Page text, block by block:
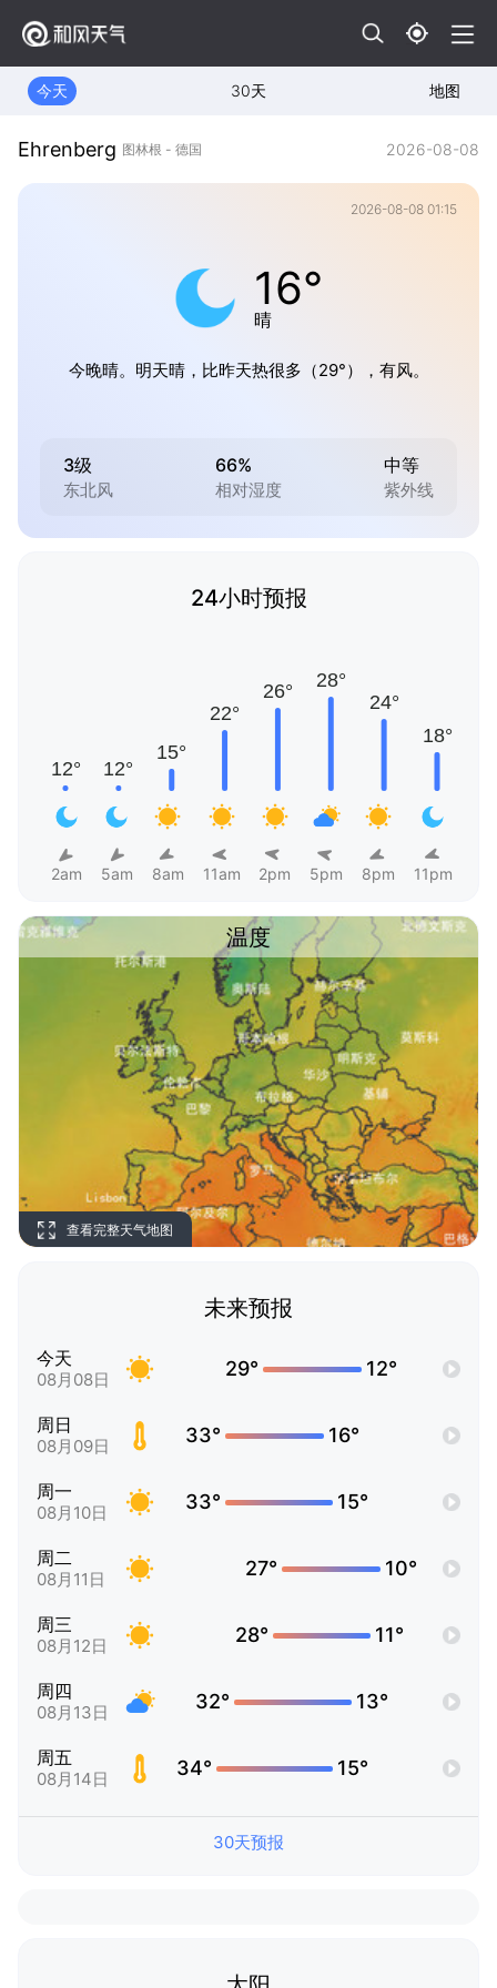
今天 30天 地图
Ehrenberg 图林根 - 德国 2026-08-08
2026-08-08 01:15
16°
晴
今晚晴。明天晴，比昨天热很多（29°），有风。
3级
东北风
66%
相对湿度
中等
紫外线
24小时预报
2am 5am 8am 11am 2pm 5pm 8pm 11pm
温度
查看完整天气地图
未来预报
今天
08月08日 29° 12°
周日
08月09日 33° 16°
周一
08月10日 33° 15°
周二
08月11日 27° 10°
周三
08月12日 28° 11°
周四
08月13日 32° 13°
周五
08月14日 34° 15°
30天预报